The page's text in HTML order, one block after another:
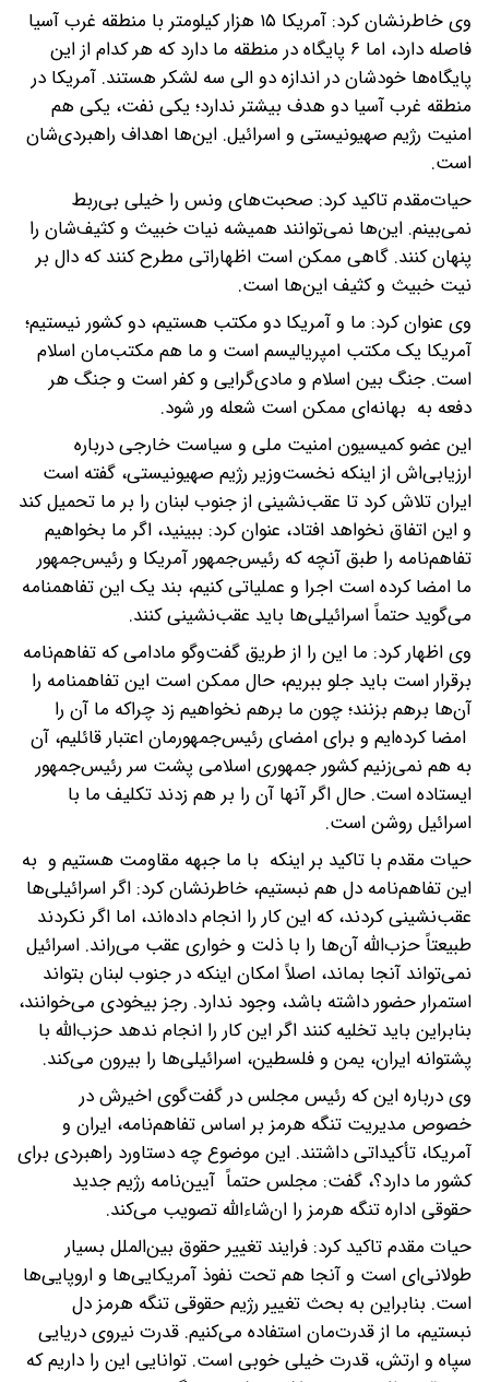
وی خاطرنشان کرد: آمریکا ۱۵ هزار کیلومتر با منطقه غرب آسیا
فاصله دارد، اما ۶ پایگاه در منطقه ما دارد که هر کدام از این
پایگاه‌ها خودشان در اندازه دو الی سه لشکر هستند. آمریکا در
منطقه غرب آسیا دو هدف بیشتر ندارد؛ یکی نفت، یکی هم
امنیت رژیم صهیونیستی و اسرائیل. این‌ها اهداف راهبردی‌شان
است.
حیات‌مقدم تاکید کرد: صحبت‌های ونس را خیلی بی‌ربط
نمی‌بینم. این‌ها نمی‌توانند همیشه نیات خبیث و کثیف‌شان را
پنهان کنند. گاهی ممکن است اظهاراتی مطرح کنند که دال بر
نیت خبیث و کثیف این‌ها است.
وی عنوان کرد: ما و آمریکا دو مکتب هستیم، دو کشور نیستیم؛
آمریکا یک مکتب امپریالیسم است و ما هم مکتب‌مان اسلام
است. جنگ بین اسلام و مادی‌گرایی و کفر است و جنگ هر
دفعه به بهانه‌ای ممکن است شعله ور شود.
این عضو کمیسیون امنیت ملی و سیاست خارجی درباره
ارزیابی‌اش از اینکه نخست‌وزیر رژیم صهیونیستی، گفته است
ایران تلاش کرد تا عقب‌نشینی از جنوب لبنان را بر ما تحمیل کند
و این اتفاق نخواهد افتاد، عنوان کرد: ببینید، اگر ما بخواهیم
تفاهم‌نامه را طبق آنچه که رئیس‌جمهور آمریکا و رئیس‌جمهور
ما امضا کرده است اجرا و عملیاتی کنیم، بند یک این تفاهمنامه
می‌گوید حتماً اسرائیلی‌ها باید عقب‌نشینی کنند.
وی اظهار کرد: ما این را از طریق گفت‌وگو مادامی که تفاهم‌نامه
برقرار است باید جلو ببریم، حال ممکن است این تفاهمنامه را
آن‌ها برهم بزنند؛ چون ما برهم نخواهیم زد چراکه ما آن را
امضا کرده‌ایم و برای امضای رئیس‌جمهورمان اعتبار قائلیم، آن
به هم نمی‌زنیم کشور جمهوری اسلامی پشت سر رئیس‌جمهور
ایستاده است. حال اگر آنها آن را بر هم زدند تکلیف ما با
اسرائیل روشن است.
حیات مقدم با تاکید بر اینکه با ما جبهه مقاومت هستیم و به
این تفاهم‌نامه دل هم نبستیم، خاطرنشان کرد: اگر اسرائیلی‌ها
عقب‌نشینی کردند، که این کار را انجام داده‌اند، اما اگر نکردند
طبیعتاً حزب‌الله آن‌ها را با ذلت و خواری عقب می‌راند. اسرائیل
نمی‌تواند آنجا بماند، اصلاً امکان اینکه در جنوب لبنان بتواند
استمرار حضور داشته باشد، وجود ندارد. رجز بیخودی می‌خوانند،
بنابراین باید تخلیه کنند اگر این کار را انجام ندهد حزب‌الله با
پشتوانه ایران، یمن و فلسطین، اسرائیلی‌ها را بیرون می‌کند.
وی درباره این که رئیس مجلس در گفت‌گوی اخیرش در
خصوص مدیریت تنگه هرمز بر اساس تفاهم‌نامه، ایران و
آمریکا، تأکیداتی داشتند. این موضوع چه دستاورد راهبردی برای
کشور ما دارد؟، گفت: مجلس حتماً آیین‌نامه رژیم جدید
حقوقی اداره تنگه هرمز را ان‌شاءالله تصویب می‌کند.
حیات مقدم تاکید کرد: فرایند تغییر حقوق بین‌الملل بسیار
طولانی‌ای است و آنجا هم تحت نفوذ آمریکایی‌ها و اروپایی‌ها
است. بنابراین به بحث تغییر رژیم حقوقی تنگه هرمز دل
نبستیم، ما از قدرت‌مان استفاده می‌کنیم. قدرت نیروی دریایی
سپاه و ارتش، قدرت خیلی خوبی است. توانایی این را داریم که